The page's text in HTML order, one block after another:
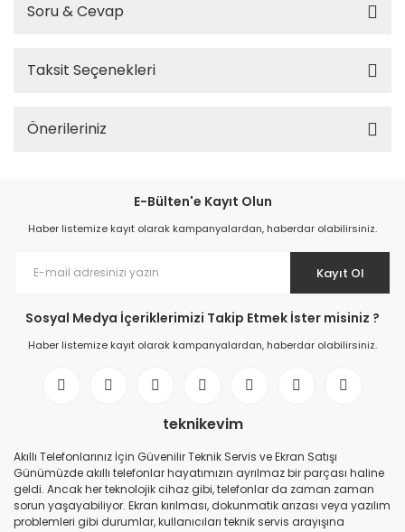
Soru & Cevap
Taksit Seçenekleri
Önerileriniz
E-Bülten'e Kayıt Olun
Haber listemize kayıt olarak kampanyalardan, haberdar olabilirsiniz.
Kayıt Ol
Sosyal Medya İçeriklerimizi Takip Etmek İster misiniz ?
Haber listemize kayıt olarak kampanyalardan, haberdar olabilirsiniz.
teknikevim
Akıllı Telefonlarınız İçin Güvenilir Teknik Servis ve Ekran Satışı
Günümüzde akıllı telefonlar hayatımızın ayrılmaz bir parçası haline
geldi. Ancak her teknolojik cihaz gibi, telefonlar da zaman zaman
sorun yaşayabiliyor. Ekran kırılması, dokunmatik arızası veya yazılım
problemleri gibi durumlar, kullanıcıları teknik servis arayışına